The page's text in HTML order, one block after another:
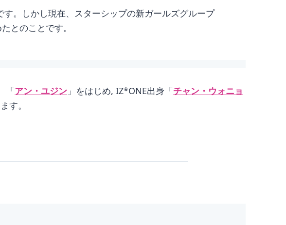
。しかし現在、スターシップの新ガールズグループ
とのことです。
「アン・ユジン 」をはじめ, IZ*ONE出身「チャン・ウォニョ
す。